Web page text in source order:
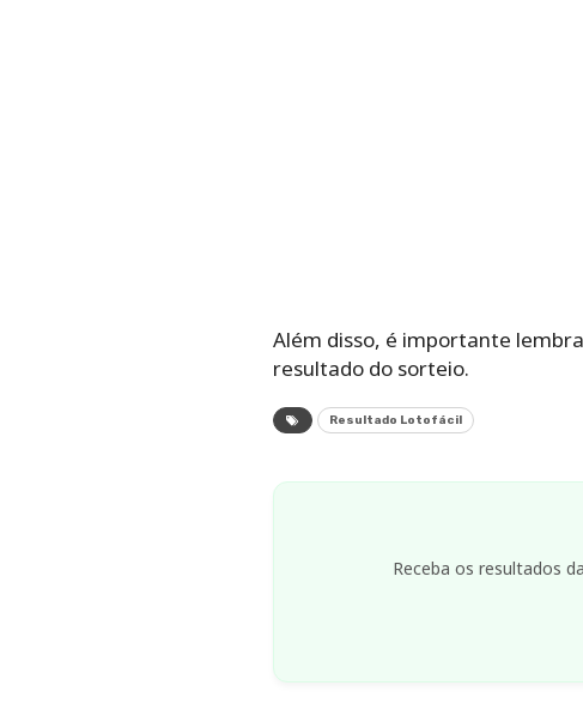
Além disso, é importante
resultado do sorteio.
Resultado Lotofácil
Receba os resultados